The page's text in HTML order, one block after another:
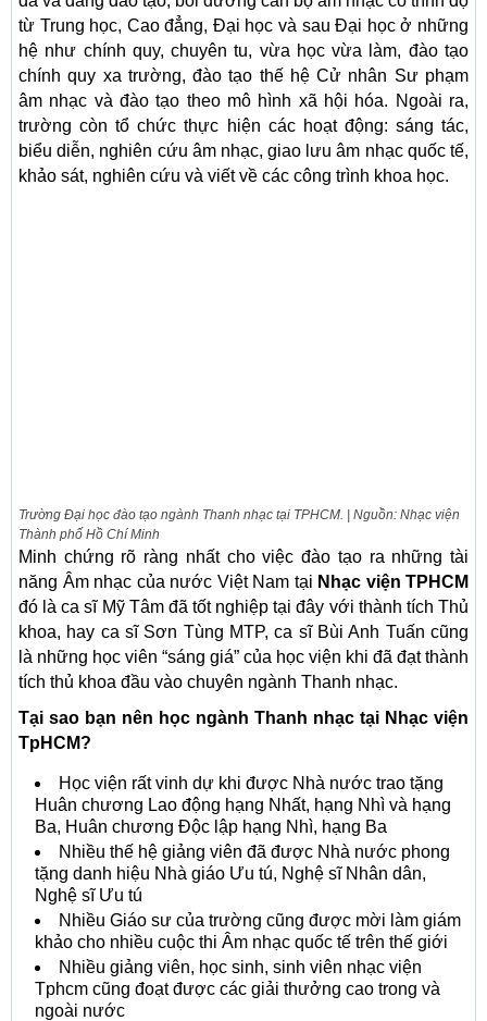
từ Trung học, Cao đẳng, Đại học và sau Đại học ở những
hệ như chính quy, chuyên tu, vừa học vừa làm, đào tạo
chính quy xa trường, đào tạo thế hệ Cử nhân Sư phạm
âm nhạc và đào tạo theo mô hình xã hội hóa. Ngoài ra,
trường còn tổ chức thực hiện các hoạt động: sáng tác,
biểu diễn, nghiên cứu âm nhạc, giao lưu âm nhạc quốc tế,
khảo sát, nghiên cứu và viết về các công trình khoa học.
Trường Đại học đào tạo ngành Thanh nhạc tại TPHCM. | Nguồn: Nhạc viện
Thành phố Hồ Chí Minh
Minh chứng rõ ràng nhất cho việc đào tạo ra những tài
năng Âm nhạc của nước Việt Nam tại Nhạc viện TPHCM
đó là ca sĩ Mỹ Tâm đã tốt nghiệp tại đây với thành tích Thủ
khoa, hay ca sĩ Sơn Tùng MTP, ca sĩ Bùi Anh Tuấn cũng
là những học viên “sáng giá” của học viện khi đã đạt thành
tích thủ khoa đầu vào chuyên ngành Thanh nhạc.
Tại sao bạn nên học ngành Thanh nhạc tại Nhạc viện
TpHCM?
Học viện rất vinh dự khi được Nhà nước trao tặng
Huân chương Lao động hạng Nhất, hạng Nhì và hạng
Ba, Huân chương Độc lập hạng Nhì, hạng Ba
Nhiều thế hệ giảng viên đã được Nhà nước phong
tặng danh hiệu Nhà giáo Ưu tú, Nghệ sĩ Nhân dân,
Nghệ sĩ Ưu tú
Nhiều Giáo sư của trường cũng được mời làm giám
khảo cho nhiều cuộc thi Âm nhạc quốc tế trên thế giới
Nhiều giảng viên, học sinh, sinh viên nhạc viện
Tphcm cũng đoạt được các giải thưởng cao trong và
ngoài nước